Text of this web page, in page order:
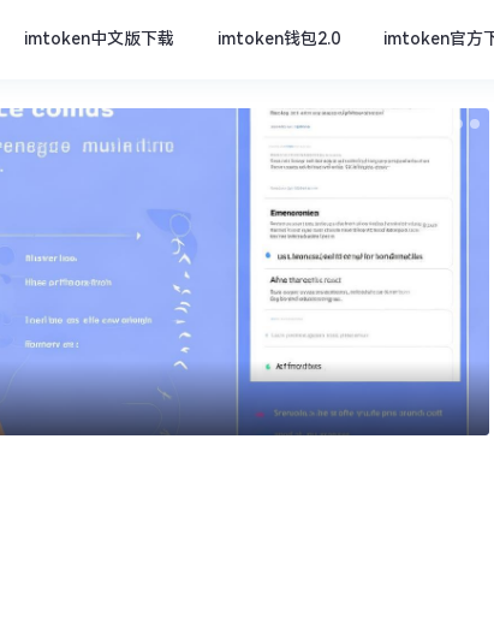
imtoken中文版下载 imtoken钱包2.0 imtoken官方